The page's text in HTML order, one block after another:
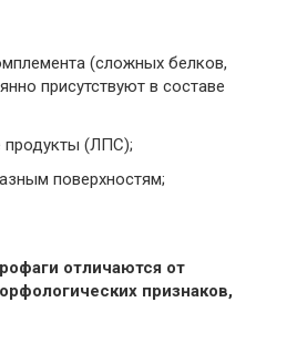
(сложных белков,
присутствуют в составе
продукты (ЛПС);
поверхностям;
отличаются от
признаков,